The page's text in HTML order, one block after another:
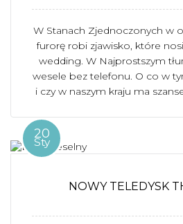
W Stanach Zjednoczonych w
furorę robi zjawisko, które
wedding. W Najprostszym
wesele bez telefonu. O co w
i czy w naszym kraju ma
20
Sty
NOWY TELEDYSK